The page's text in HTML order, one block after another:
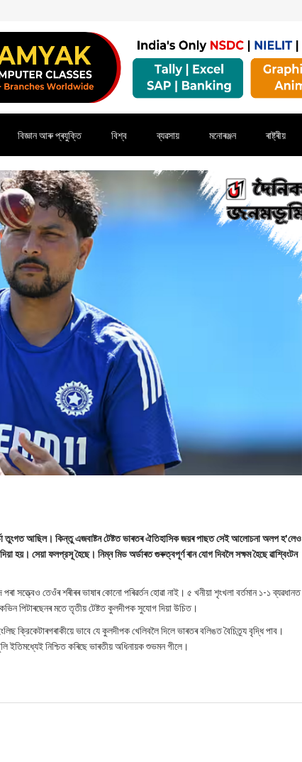
বিজ্ঞান আৰু প্ৰযুক্তি বিশ্ব ব্যৱসায় মনোৰঞ্জন ৰাষ্ট্ৰীয়
তুংগত আছিল। কিন্তু এজবাষ্টন টেষ্টত ভাৰতৰ ঐতিহাসিক জয়ৰ পাছত সেই আলোচনা অলপ হ'লেও
হয়। সেয়া ফলপ্রসূ হৈছে। নিম্ন মিড অৰ্ডাৰত গুৰুত্বপূৰ্ণ ৰান যোগ দিবলৈ সক্ষম হৈছে ৱাশ্বিংটন
সত্ত্বেও তেওঁৰ শৰীৰৰ ভাষাৰ কোনো পৰিৱৰ্তন হোৱা নাই। ৫ খনীয়া শৃংখলা বর্তমান ১-১ ব্যৱধানত
পিটাৰছেনৰ মতে তৃতীয় টেষ্টত কুলদীপক সুযোগ দিয়া উচিত।
ভাবে যে কুলদীপক খেলিবলৈ দিলে ভাৰতৰ বলিঙত বৈচিত্র্য বৃদ্ধি পাব।
ইতিমধ্যেই নিশ্চিত কৰিছে ভাৰতীয় অধিনায়ক শুভমন গীলে।